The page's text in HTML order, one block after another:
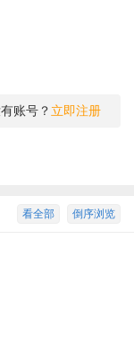
账号？ 立即注册
倒序浏览
看全部